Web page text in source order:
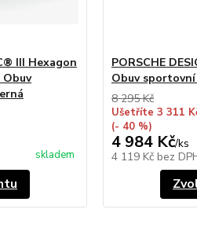
III Hexagon
skladem
PORSCHE
Obuv
8 295 Kč
Ušetříte 3 311
(- 40 %)
4 984 Kč/ks
4 119 Kč bez